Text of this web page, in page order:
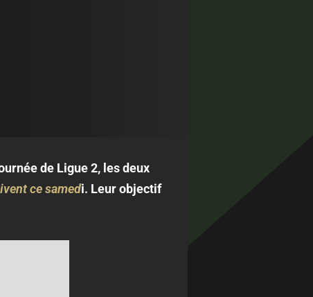
de Ligue 2, les deux
ce samedi. Leur objectif